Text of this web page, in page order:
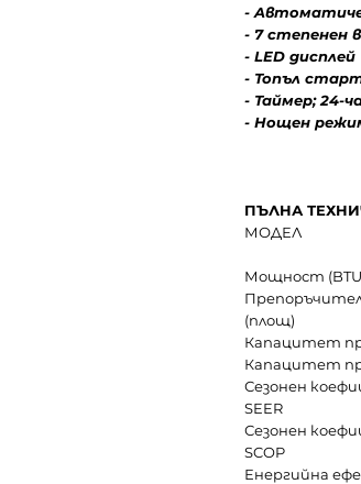
-
- 7 cтeпeнен
- LED дисплей
- Топъл
- Таймер;24-
- Нощен
ПЪЛНА
МОДЕЛ
Мощност
(площ)
Капацитет
Капацитет
Сезонен
SEER
Сезонен
SCOP
Енергийна